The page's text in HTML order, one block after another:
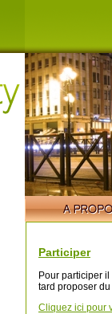
Participer
Pour participer
tard proposer
Cliquez ici pour